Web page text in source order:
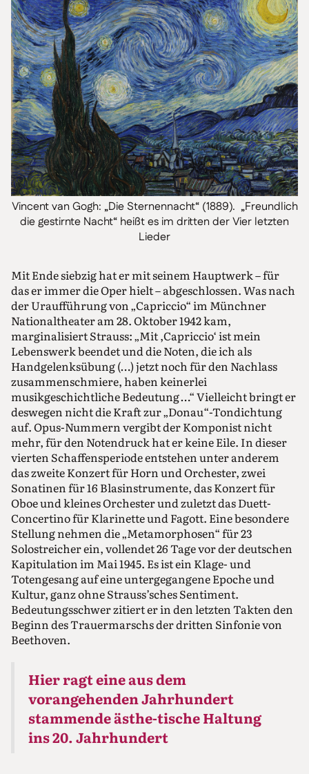
Vincent van Gogh: „Die Sternennacht“ (1889). „Freundlich
die gestirnte Nacht“ heißt es im dritten der Vier letzten
Lieder
Mit Ende siebzig hat er mit seinem Hauptwerk – für
das er immer die Oper hielt – abgeschlossen. Was nach
der Uraufführung von „Capriccio“ im Münchner
Nationaltheater am 28. Oktober 1942 kam,
marginalisiert Strauss: „Mit ,Capriccio‘ ist mein
Lebenswerk beendet und die Noten, die ich als
Handgelenksübung (…) jetzt noch für den Nachlass
zusammenschmiere, haben keinerlei
musikgeschichtliche Bedeutung …“ Vielleicht bringt er
deswegen nicht die Kraft zur „Donau“-Tondichtung
auf. Opus-Nummern vergibt der Komponist nicht
mehr, für den Notendruck hat er keine Eile. In dieser
vierten Schaffensperiode entstehen unter anderem
das zweite Konzert für Horn und Orchester, zwei
Sonatinen für 16 Blasinstrumente, das Konzert für
Oboe und kleines Orchester und zuletzt das Duett-
Concertino für Klarinette und Fagott. Eine besondere
Stellung nehmen die „Metamorphosen“ für 23
Solostreicher ein, vollendet 26 Tage vor der deutschen
Kapitulation im Mai 1945. Es ist ein Klage- und
Totengesang auf eine untergegangene Epoche und
Kultur, ganz ohne Strauss’sches Sentiment.
Bedeutungsschwer zitiert er in den letzten Takten den
Beginn des Trauermarschs der dritten Sinfonie von
Beethoven.
Hier ragt eine aus dem
vorangehenden Jahrhundert
stammende ästhe-tische Haltung
ins 20. Jahrhundert